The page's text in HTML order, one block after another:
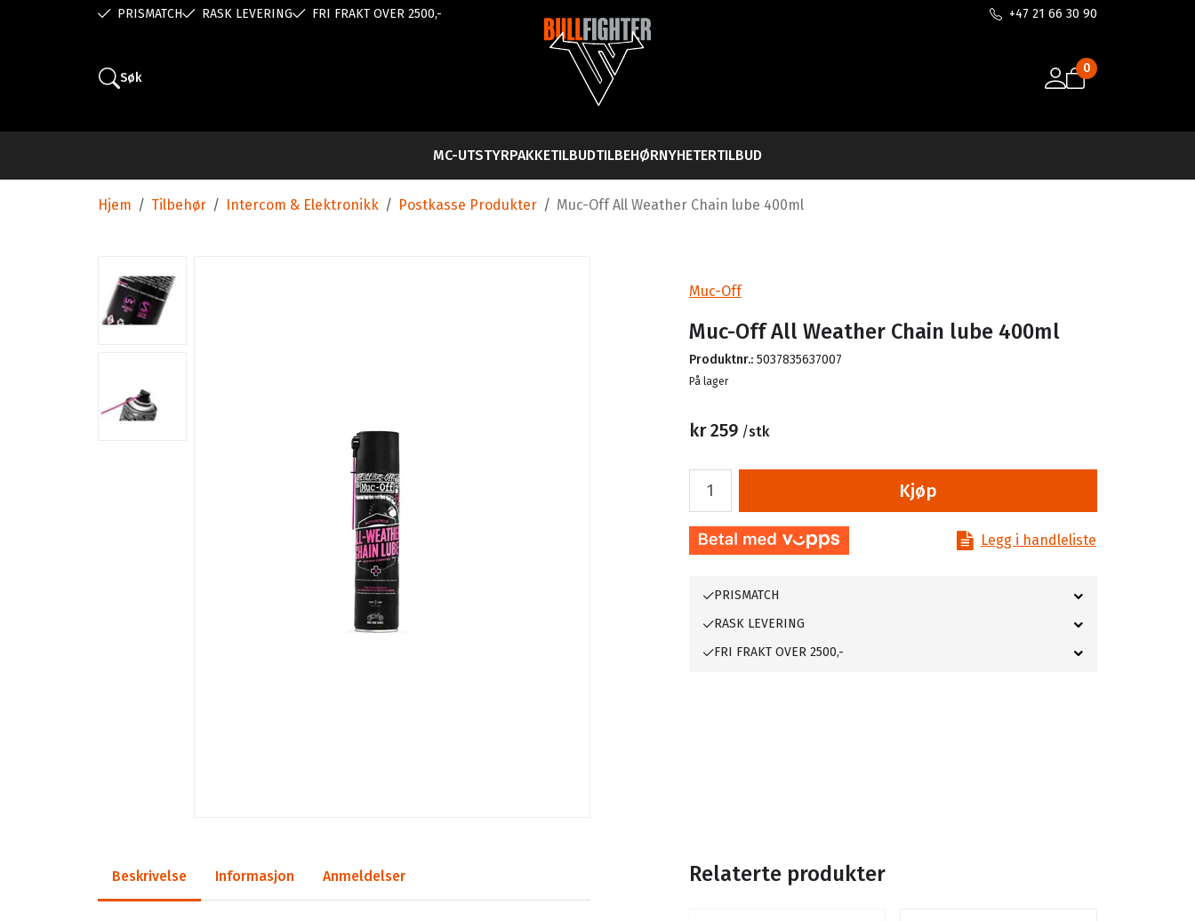
PRISMATCH RASK LEVERING FRI FRAKT OVER 2500,- +47 21 66 30 90
Søk
0
MC-UTSTYRPAKKETILBUDTILBEHØRNYHETERTILBUD
/
Hjem /
Tilbehør /
Intercom & Elektronikk /
Postkasse Produkter Muc-Off All Weather Chain lube 400ml
Muc-Off
Muc-Off All Weather Chain lube 400ml
Produktnr.: 5037835637007
Lager
På lager
kr 259 /stk
Kjøp
Legg i handleliste
PRISMATCH
RASK LEVERING
FRI FRAKT OVER 2500,-
Beskrivelse Informasjon Anmeldelser Relaterte produkter